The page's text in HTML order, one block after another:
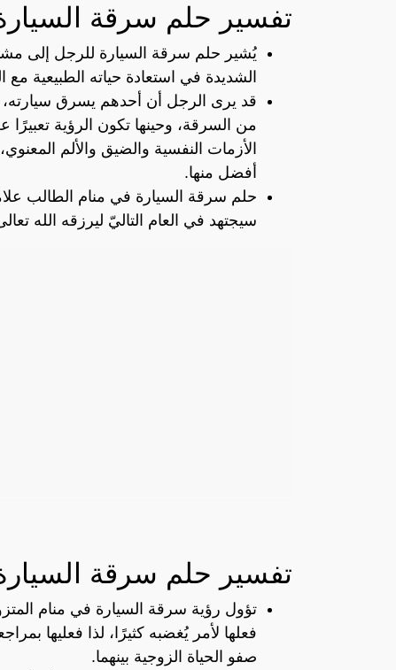
تفسير حلم سرقة
يُشير حلم سرقة السيارة للرجل إلى
الشديدة في استعادة حياته الطبيعية
قد يرى الرجل أن أحدهم يسرق سيارته،
من السرقة، وحينها تكون الرؤية
الأزمات النفسية والضيق والألم
أفضل منها.
حلم سرقة السيارة في منام الطالب
سيجتهد في العام التاليّ ليرزقه الله
تفسير حلم سرقة
تؤول رؤية سرقة السيارة في منام
فعلها لأمر يُغضبه كثيرًا، لذا فعليها
صفو الحياة الزوجية بينهما.